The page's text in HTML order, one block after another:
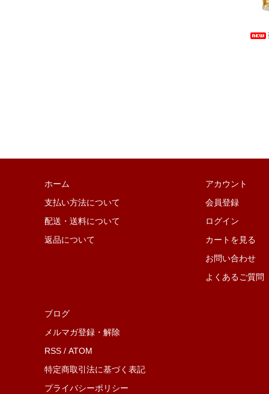
ホーム
支払い方法について
配送・送料について
返品について
アカウント
会員登録
ログイン
カートを見る
お問い合わせ
よくあるご質問
ブログ
メルマガ登録・解除
RSS /ATOM
特定商取引法に基づく表記
プライバシーポリシー